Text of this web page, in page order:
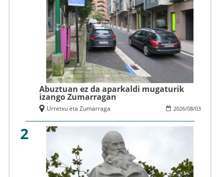
Abuztuan ez da aparkaldi mugaturik
izango Zumarragan
2026/08/03
Urretxu eta Zumarraga
2